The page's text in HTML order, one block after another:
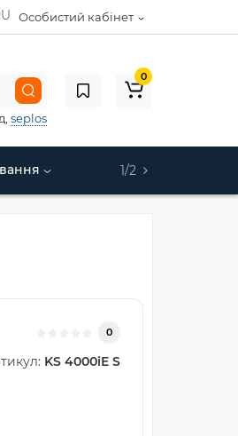
Особистий кабінет
seplos
0
1/2
0
KS 4000iE S